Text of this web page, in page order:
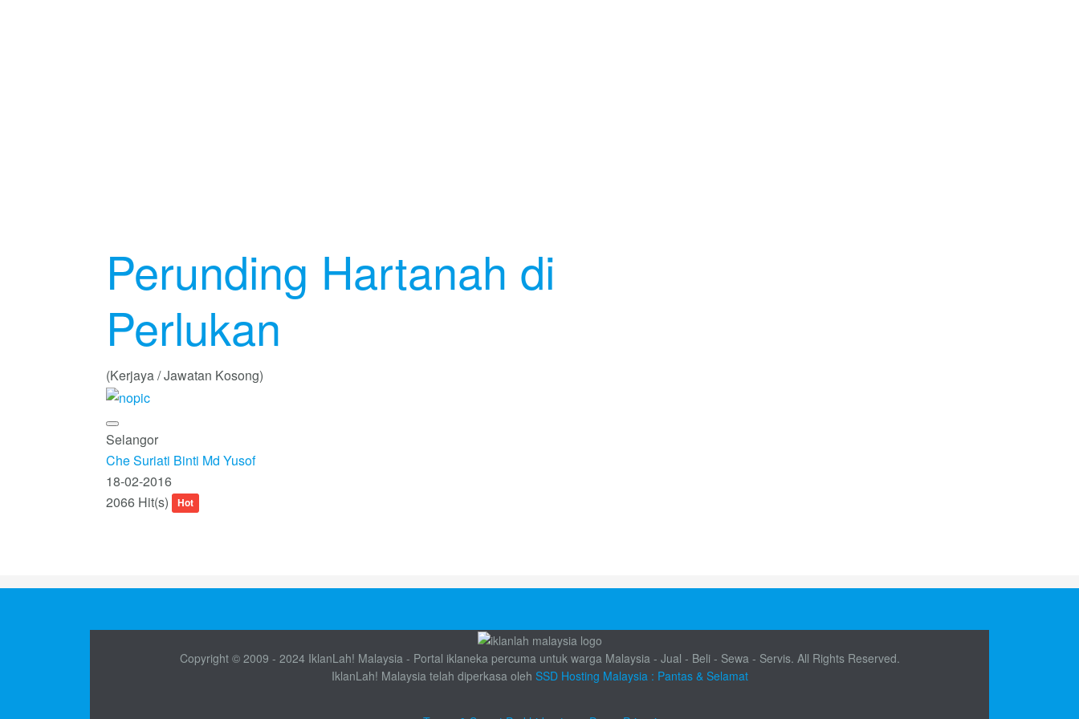
Perunding Hartanah di
Perlukan
(Kerjaya / Jawatan Kosong)
Selangor
Che Suriati Binti Md Yusof
18-02-2016
2066 Hit(s)
Hot
Copyright © 2009 - 2024 IklanLah! Malaysia - Portal iklaneka percuma untuk warga Malaysia - Jual - Beli - Sewa - Servis. All Rights Reserved.
IklanLah! Malaysia telah diperkasa oleh SSD Hosting Malaysia : Pantas & Selamat